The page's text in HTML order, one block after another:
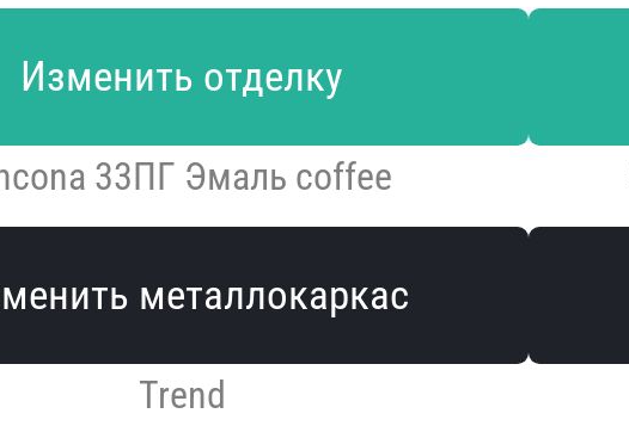
Изменить отделку
33ПГ Эмаль coffee
металлокаркас
Trend